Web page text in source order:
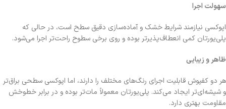
سهولت اجرا
اپوکسی نیازمند شرایط خشک و آماده‌سازی دقیق سطح است، در حالی که
پلی‌یورتان کمی انعطاف‌پذیرتر بوده و روی برخی سطوح راحت‌تر اجرا می‌شود.
ظاهر و زیبایی
هر دو کفپوش قابلیت اجرای رنگ‌های مختلف را دارند، اما اپوکسی سطحی براق‌تر
و شیشه‌ای‌تر ایجاد می‌کند. پلی‌یورتان معمولاً مات‌تر بوده و در برابر خط‌وخش
مقاومت بهتری دارد.